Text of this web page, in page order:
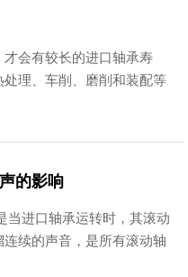
会有较长的进口轴承寿
理、车削、磨削和装配等
的影响
当进口轴承运转时，其滚动
续的声音，是所有滚动轴